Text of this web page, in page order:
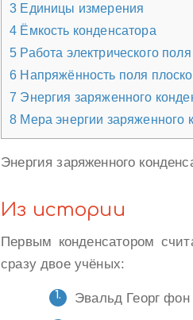
3 Единицы измерения
4 Ёмкость конденсатора
5 Работа электрического поля
6 Напряжённость поля
7 Энергия заряженного
8 Мера энергии заряженного
Энергия заряженного
Из истории
Первым конденсатором
сразу двое учёных:
Эвальд Георг фон